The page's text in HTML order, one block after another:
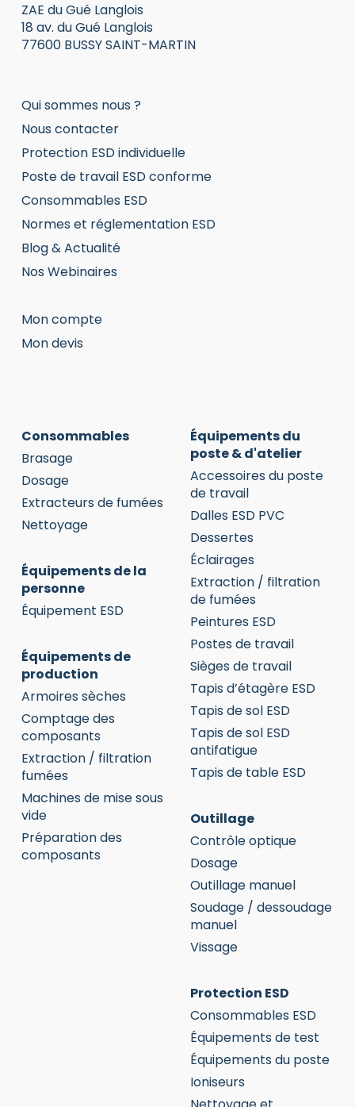
ZAE du Gué Langlois
18 av. du Gué Langlois
77600 BUSSY SAINT-MARTIN
Qui sommes nous ?
Nous contacter
Protection ESD individuelle
Poste de travail ESD conforme
Consommables ESD
Normes et réglementation ESD
Blog & Actualité
Nos Webinaires
Mon compte
Mon devis
Consommables
Brasage
Dosage
Extracteurs de fumées
Nettoyage
Équipements de la
personne
Équipement ESD
Équipements de
production
Armoires sèches
Comptage des
composants
Extraction / filtration
fumées
Machines de mise sous
vide
Préparation des
composants
Équipements du
poste & d'atelier
Accessoires du poste
de travail
Dalles ESD PVC
Dessertes
Éclairages
Extraction / filtration
de fumées
Peintures ESD
Postes de travail
Sièges de travail
Tapis d’étagère ESD
Tapis de sol ESD
Tapis de sol ESD
antifatigue
Tapis de table ESD
Outillage
Contrôle optique
Dosage
Outillage manuel
Soudage / dessoudage
manuel
Vissage
Protection ESD
Consommables ESD
Équipements de test
Équipements du poste
Ioniseurs